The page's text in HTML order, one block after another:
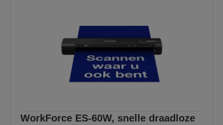
WorkForce ES-60W, snelle draadloze